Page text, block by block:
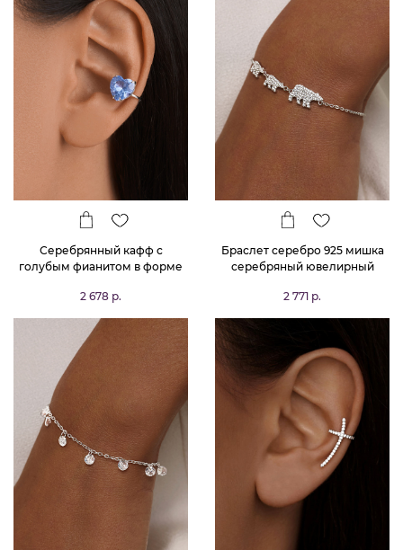
Серебрянный кафф с
голубым фианитом в форме
2 678 р.
Браслет серебро 925 мишка
серебряный ювелирный
2 771 р.